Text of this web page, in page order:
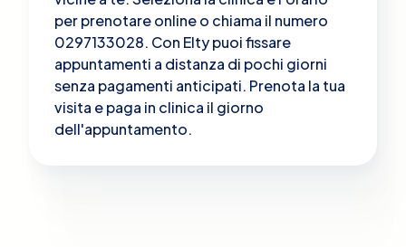
per prenotare online o chiama il numero
0297133028. Con Elty puoi fissare
appuntamenti a distanza di pochi giorni
senza pagamenti anticipati. Prenota la tua
visita e paga in clinica il giorno
dell'appuntamento.